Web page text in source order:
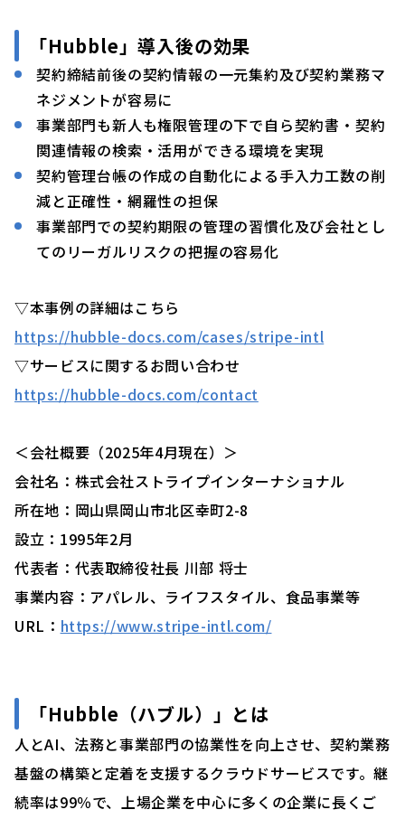
「Hubble」導入後の効果
契約締結前後の契約情報の一元集約及び契約業務マ
ネジメントが容易に
事業部門も新人も権限管理の下で自ら契約書・契約
関連情報の検索・活用ができる環境を実現
契約管理台帳の作成の自動化による手入力工数の削
減と正確性・網羅性の担保
事業部門での契約期限の管理の習慣化及び会社とし
てのリーガルリスクの把握の容易化
▽本事例の詳細はこちら
https://hubble-docs.com/cases/stripe-intl
▽サービスに関するお問い合わせ
https://hubble-docs.com/contact
＜会社概要（2025年4月現在）＞
会社名：株式会社ストライプインターナショナル
所在地：岡山県岡山市北区幸町2-8
設立：1995年2月
代表者：代表取締役社長 川部 将士
事業内容：アパレル、ライフスタイル、食品事業等
URL： https://www.stripe-intl.com/
「Hubble（ハブル）」 とは
人とAI、法務と事業部門の協業性を向上させ、契約業務
基盤の構築と定着を支援するクラウドサービスです。継
続率は99％で、上場企業を中心に多くの企業に長くご